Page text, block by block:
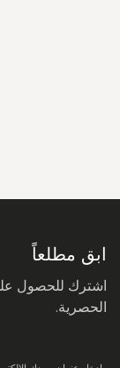
ابق مطلعاً
اشترك للحصول
الحصرية.